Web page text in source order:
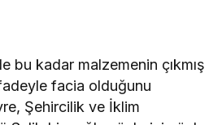
bu kadar malzemenin çıkmış
facia olduğunu
Şehircilik ve İklim